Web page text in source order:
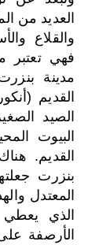
العديد من
والقلاع و
فهي تعتبر
مدينة
القديم
الصيد
البيوت
القديم.
بنزرت
المعتدل
الذي يعطي
الأرصفة